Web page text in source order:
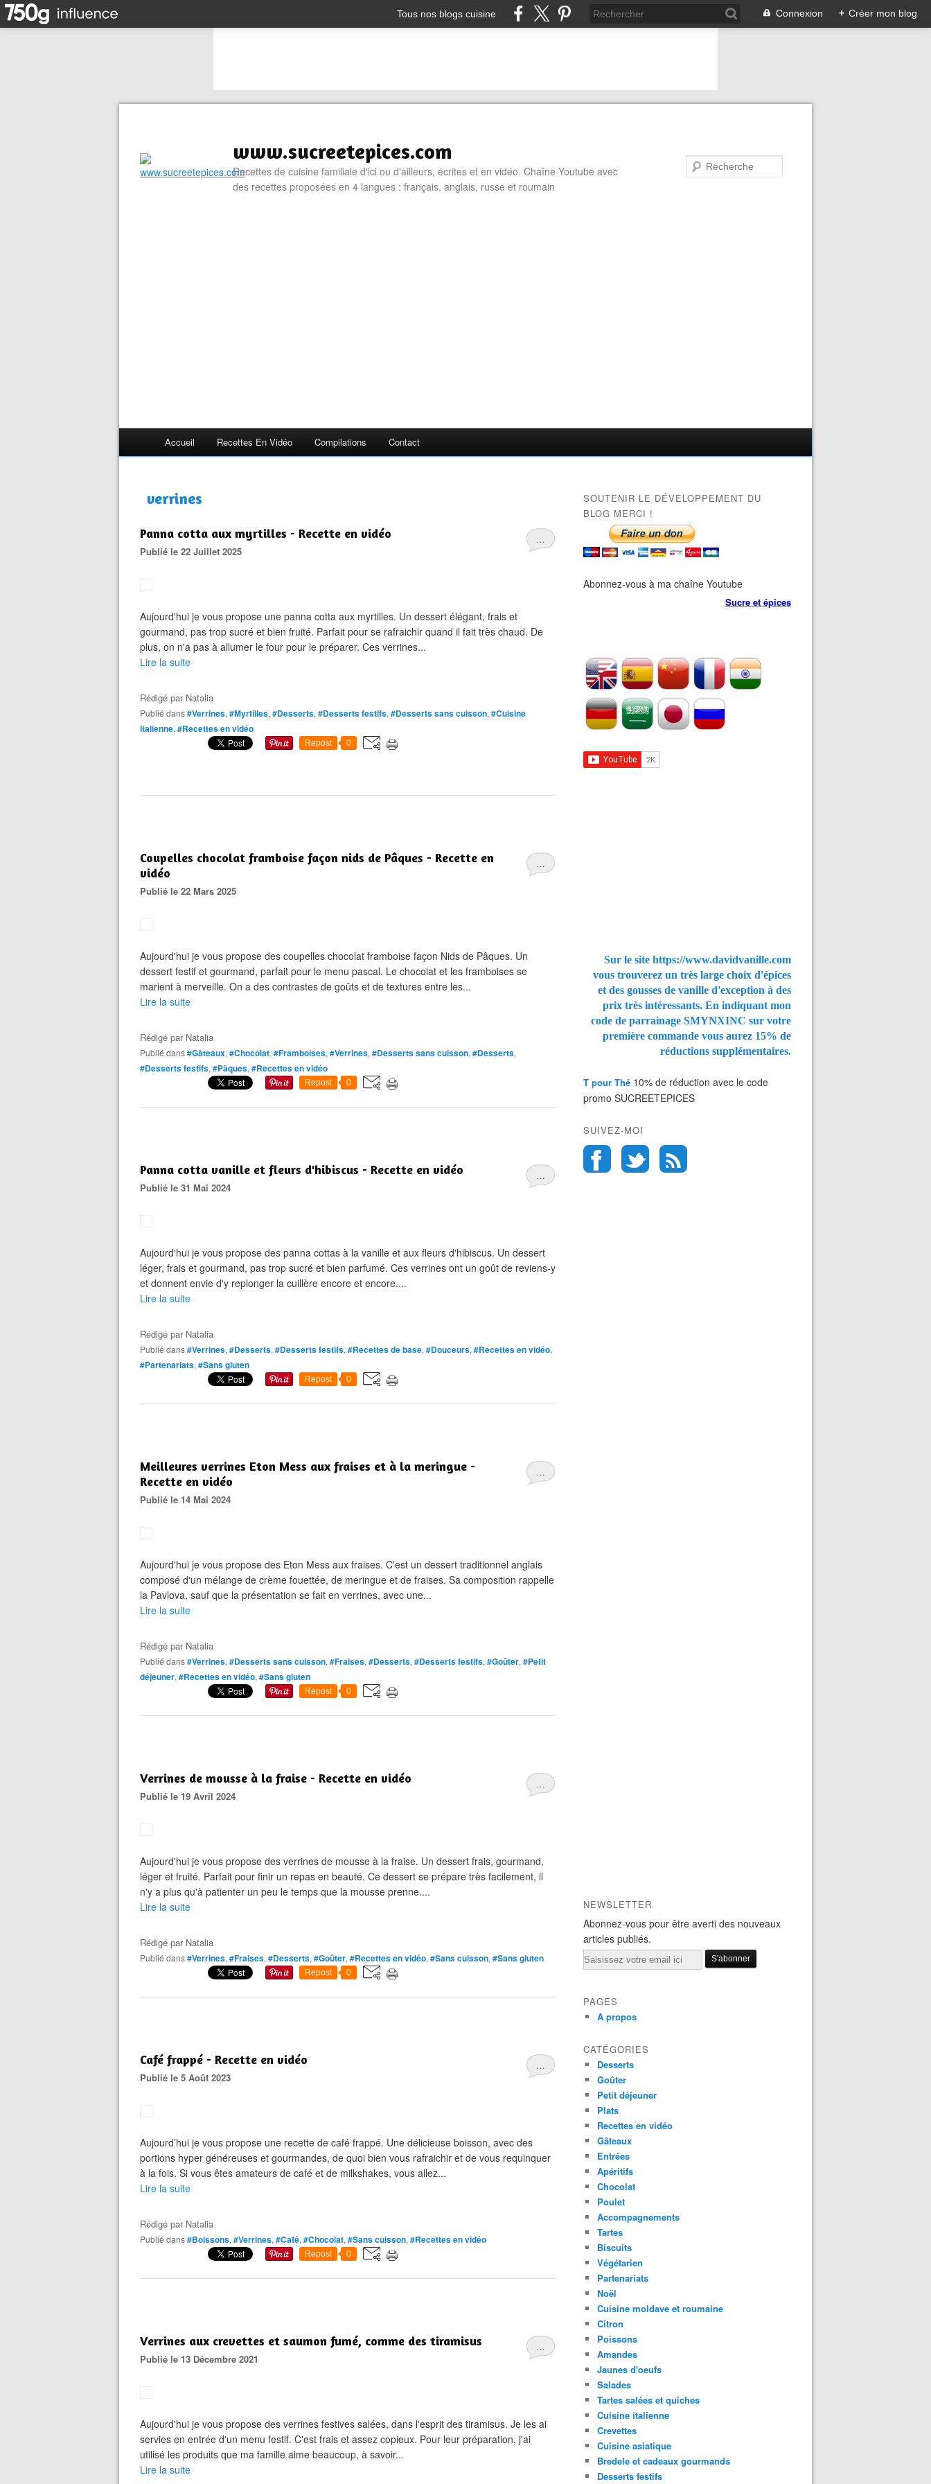
Tous nos blogs cuisine Connexion + Créer mon blog
www.sucreetepices.com
Recettes de cuisine familiale d'ici ou d'ailleurs, écrites et en vidéo. Chaîne Youtube avec
des recettes proposées en 4 langues : français, anglais, russe et roumain
Accueil Recettes En Vidéo Compilations Contact
verrines
…
Panna cotta aux myrtilles - Recette en vidéo
Publié le 22 Juillet 2025
Aujourd'hui je vous propose une panna cotta aux myrtilles. Un dessert élégant, frais et
gourmand, pas trop sucré et bien fruité. Parfait pour se rafraichir quand il fait très chaud. De
plus, on n'a pas à allumer le four pour le préparer. Ces verrines...
Lire la suite
Rédigé par Natalia
Publié dans#Verrines, #Myrtilles, #Desserts, #Desserts festifs, #Desserts sans cuisson, #Cuisine
italienne, #Recettes en vidéo
Repost 0
…
Coupelles chocolat framboise façon nids de Pâques - Recette en
vidéo
Publié le 22 Mars 2025
Aujourd'hui je vous propose des coupelles chocolat framboise façon Nids de Pâques. Un
dessert festif et gourmand, parfait pour le menu pascal. Le chocolat et les framboises se
marient à merveille. On a des contrastes de goûts et de textures entre les...
Lire la suite
Rédigé par Natalia
Publié dans#Gâteaux, #Chocolat, #Framboises, #Verrines, #Desserts sans cuisson, #Desserts,
#Desserts festifs, #Pâques, #Recettes en vidéo
Repost 0
…
Panna cotta vanille et fleurs d'hibiscus - Recette en vidéo
Publié le 31 Mai 2024
Aujourd'hui je vous propose des panna cottas à la vanille et aux fleurs d'hibiscus. Un dessert
léger, frais et gourmand, pas trop sucré et bien parfumé. Ces verrines ont un goût de reviens-y
et donnent envie d'y replonger la cuillère encore et encore....
Lire la suite
Rédigé par Natalia
Publié dans#Verrines, #Desserts, #Desserts festifs, #Recettes de base, #Douceurs, #Recettes en vidéo,
#Partenariats, #Sans gluten
Repost 0
…
Meilleures verrines Eton Mess aux fraises et à la meringue -
Recette en vidéo
Publié le 14 Mai 2024
Aujourd'hui je vous propose des Eton Mess aux fraises. C'est un dessert traditionnel anglais
composé d'un mélange de crème fouettée, de meringue et de fraises. Sa composition rappelle
la Pavlova, sauf que la présentation se fait en verrines, avec une...
Lire la suite
Rédigé par Natalia
Publié dans#Verrines, #Desserts sans cuisson, #Fraises, #Desserts, #Desserts festifs, #Goûter, #Petit
déjeuner, #Recettes en vidéo, #Sans gluten
Repost 0
…
Verrines de mousse à la fraise - Recette en vidéo
Publié le 19 Avril 2024
Aujourd'hui je vous propose des verrines de mousse à la fraise. Un dessert frais, gourmand,
léger et fruité. Parfait pour finir un repas en beauté. Ce dessert se prépare très facilement, il
n'y a plus qu'à patienter un peu le temps que la mousse prenne....
Lire la suite
Rédigé par Natalia
Publié dans#Verrines, #Fraises, #Desserts, #Goûter, #Recettes en vidéo, #Sans cuisson, #Sans gluten
Repost 0
…
Café frappé - Recette en vidéo
Publié le 5 Août 2023
Aujourd’hui je vous propose une recette de café frappé. Une délicieuse boisson, avec des
portions hyper généreuses et gourmandes, de quoi bien vous rafraichir et de vous requinquer
à la fois. Si vous êtes amateurs de café et de milkshakes, vous allez...
Lire la suite
Rédigé par Natalia
Publié dans#Boissons, #Verrines, #Café, #Chocolat, #Sans cuisson, #Recettes en vidéo
Repost 0
…
Verrines aux crevettes et saumon fumé, comme des tiramisus
Publié le 13 Décembre 2021
Aujourd'hui je vous propose des verrines festives salées, dans l'esprit des tiramisus. Je les ai
servies en entrée d'un menu festif. C'est frais et assez copieux. Pour leur préparation, j'ai
utilisé les produits que ma famille aime beaucoup, à savoir...
Lire la suite
SOUTENIR LE DÉVELOPPEMENT DU
BLOG MERCI !
Abonnez-vous à ma chaîne Youtube
Sucre et épices
Sur le site https://www.davidvanille.com
vous trouverez un très large choix d'épices
et des gousses de vanille d'exception à des
prix très intéressants. En indiquant mon
code de parrainage SMYNXINC sur votre
première commande vous aurez 15% de
réductions supplémentaires.
T pour Thé 10% de réduction avec le code
promo SUCREETEPICES
SUIVEZ-MOI
NEWSLETTER
Abonnez-vous pour être averti des nouveaux
articles publiés.
Email
PAGES
A propos
CATÉGORIES
Desserts
Goûter
Petit déjeuner
Plats
Recettes en vidéo
Gâteaux
Entrées
Apéritifs
Chocolat
Poulet
Accompagnements
Tartes
Biscuits
Végétarien
Partenariats
Noël
Cuisine moldave et roumaine
Citron
Poissons
Amandes
Jaunes d'oeufs
Salades
Tartes salées et quiches
Cuisine italienne
Crevettes
Cuisine asiatique
Bredele et cadeaux gourmands
Desserts festifs